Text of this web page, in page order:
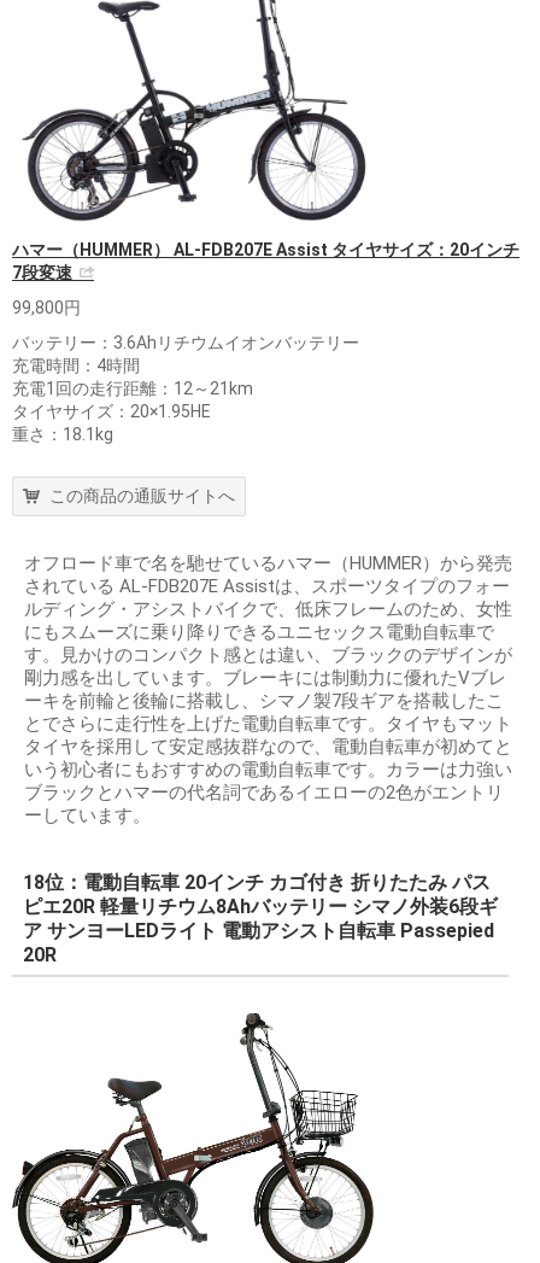
ハマー（HUMMER） AL-FDB207E Assist タイヤサイズ：20インチ
7段変速
99,800円
バッテリー：3.6Ahリチウムイオンバッテリー
充電時間：4時間
充電1回の走行距離：12～21km
タイヤサイズ：20×1.95HE
重さ：18.1kg
この商品の通販サイトへ
オフロード車で名を馳せているハマー（HUMMER）から発売
されている AL-FDB207E Assistは、スポーツタイプのフォー
ルディング・アシストバイクで、低床フレームのため、女性
にもスムーズに乗り降りできるユニセックス電動自転車で
す。見かけのコンパクト感とは違い、ブラックのデザインが
剛力感を出しています。ブレーキには制動力に優れたVブレ
ーキを前輪と後輪に搭載し、シマノ製7段ギアを搭載したこ
とでさらに走行性を上げた電動自転車です。タイヤもマット
タイヤを採用して安定感抜群なので、電動自転車が初めてと
いう初心者にもおすすめの電動自転車です。カラーは力強い
ブラックとハマーの代名詞であるイエローの2色がエントリ
ーしています。
18位：電動自転車 20インチ カゴ付き 折りたたみ パス
ピエ20R 軽量リチウム8Ahバッテリー シマノ外装6段ギ
ア サンヨーLEDライト 電動アシスト自転車 Passepied
20R